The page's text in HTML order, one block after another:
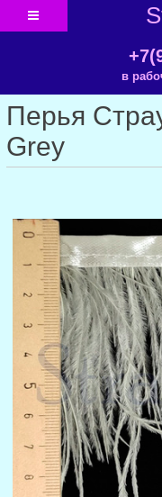
в
Перья
Grey